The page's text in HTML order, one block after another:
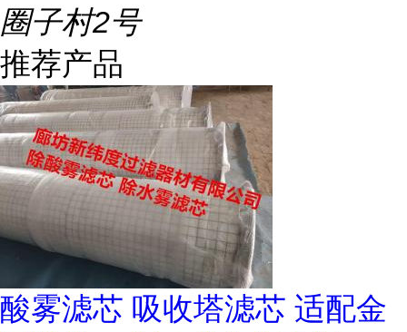
圈子村2号
推荐产品
酸雾滤芯 吸收塔滤芯 适配金